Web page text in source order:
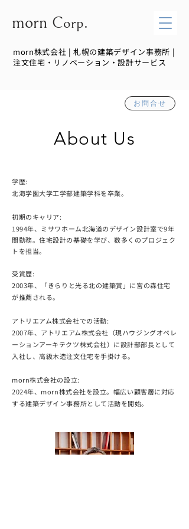
morn Corp.
morn株式会社 | 札幌の建築デザイン事務所 |
注文住宅・リノベーション・設計サービス
お問合せ
About Us
学歴:
北海学園大学工学部建築学科を卒業。
初期のキャリア:
1994年、ミサワホーム北海道のデザイン設計室で9年
間勤務。住宅設計の基礎を学び、数多くのプロジェク
トを担当。
受賞歴:
2003年、「きらりと光る北の建築賞」に宮の森住宅
が推薦される。
アトリエアム株式会社での活動:
2007年、アトリエアム株式会社（現ハウジングオペレ
ーションアーキテクツ株式会社）に設計部部長として
入社し、高級木造注文住宅を手掛ける。
morn株式会社の設立:
2024年、morn株式会社を設立。幅広い顧客層に対応
する建築デザイン事務所として活動を開始。